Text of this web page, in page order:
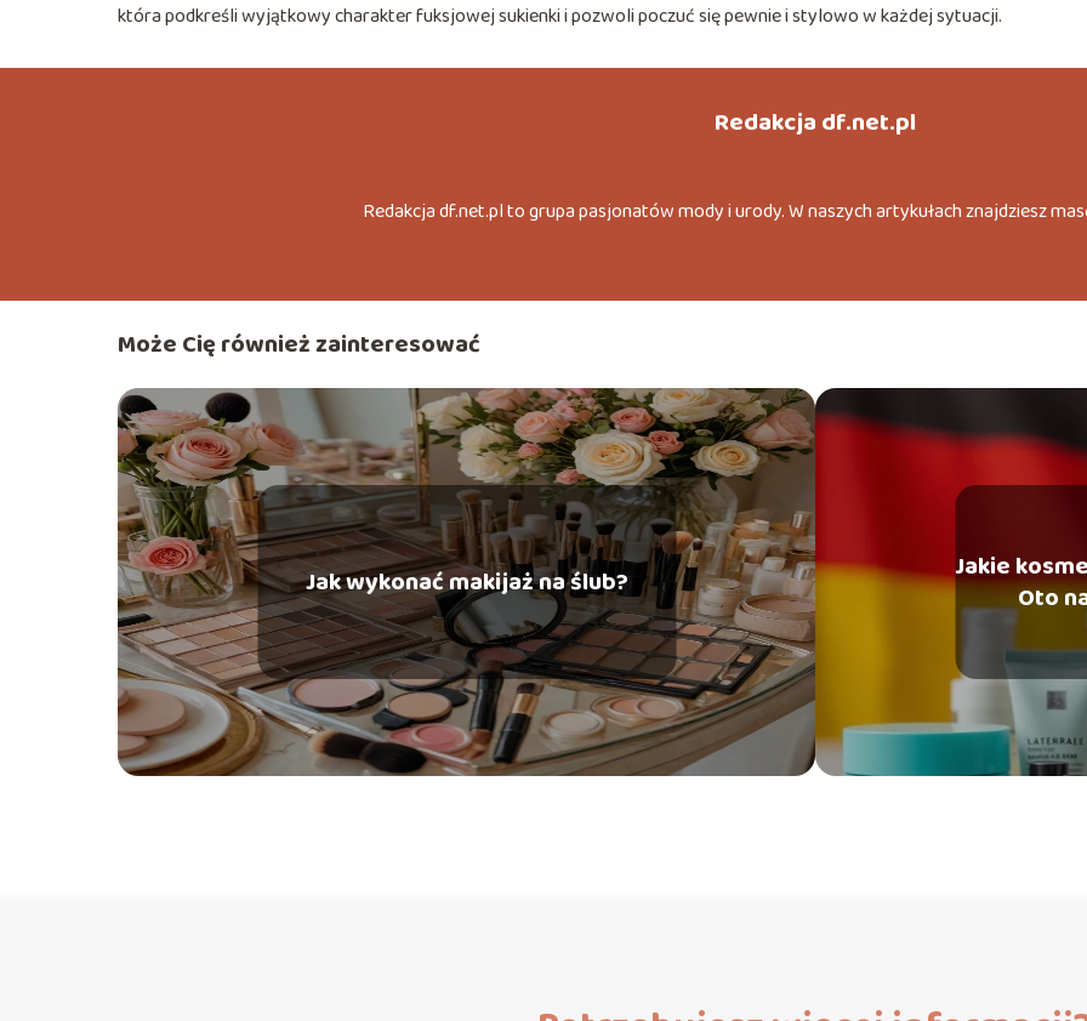
która podkreśli wyjątkowy charakter fuksjowej sukienki i pozwoli poczuć się pewnie i stylowo w każdej sytuacji.
Redakcja df.net.pl
Redakcja df.net.pl to grupa pasjonatów mody i urody. W naszych artykułach znajdziesz
Może Cię również zainteresować
Jak wykonać makijaż na ślub?
Jakie
Oto